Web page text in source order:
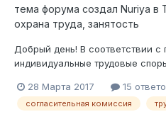
тема форума создал Nuriya в
охрана труда, занятость
Добрый день! В соответствии с
индивидуальные трудовые
вопросам либо неисполнению
комиссии – судами, за
28 Марта 2017 15
согласительная комиссия